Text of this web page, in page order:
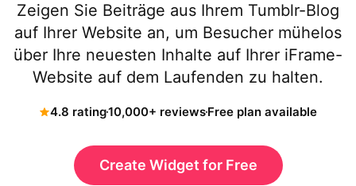
Zeigen Sie Beiträge aus Ihrem Tumblr-Blog
auf Ihrer Website an, um Besucher mühelos
über Ihre neuesten Inhalte auf Ihrer iFrame-
Website auf dem Laufenden zu halten.
4.8 rating10,000+ reviewsFree plan available
Create Widget for Free